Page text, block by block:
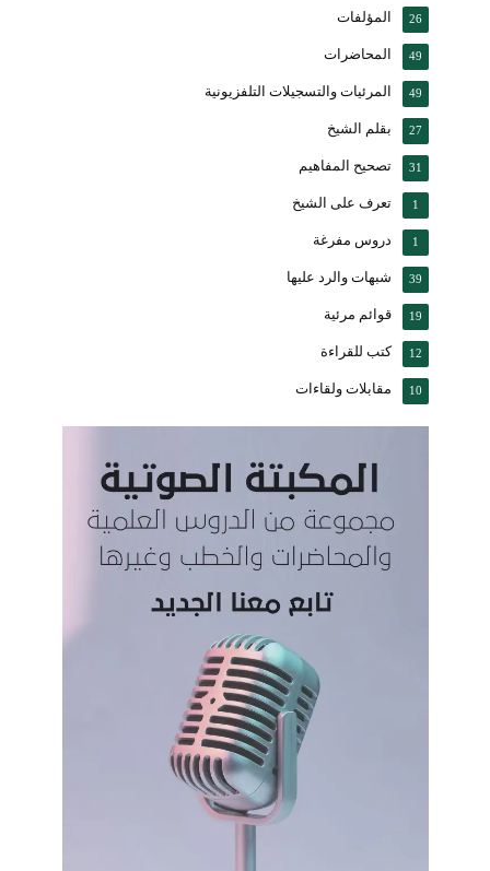
المؤلفات 26
المحاضرات 49
المرئيات والتسجيلات التلفزيونية 49
بقلم الشيخ 27
تصحيح المفاهيم 31
تعرف على الشيخ 1
دروس مفرغة 1
شبهات والرد عليها 39
قوائم مرئية 19
كتب للقراءة 12
مقابلات ولقاءات 10